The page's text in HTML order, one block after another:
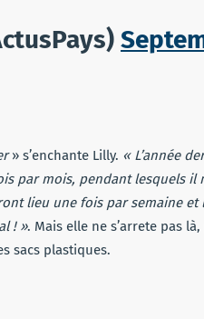
» s’enchante Lilly. « L’année
par mois, pendant lesquels il
lieu une fois par semaine et
! ». Mais elle ne s’arrete pas
sacs plastiques.